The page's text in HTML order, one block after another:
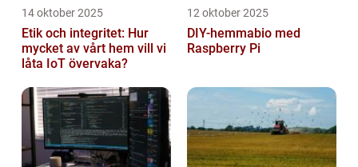
14 oktober 2025
Etik och integritet: Hur
mycket av vårt hem vill vi
låta IoT övervaka?
12 oktober 2025
DIY-hemmabio med
Raspberry Pi